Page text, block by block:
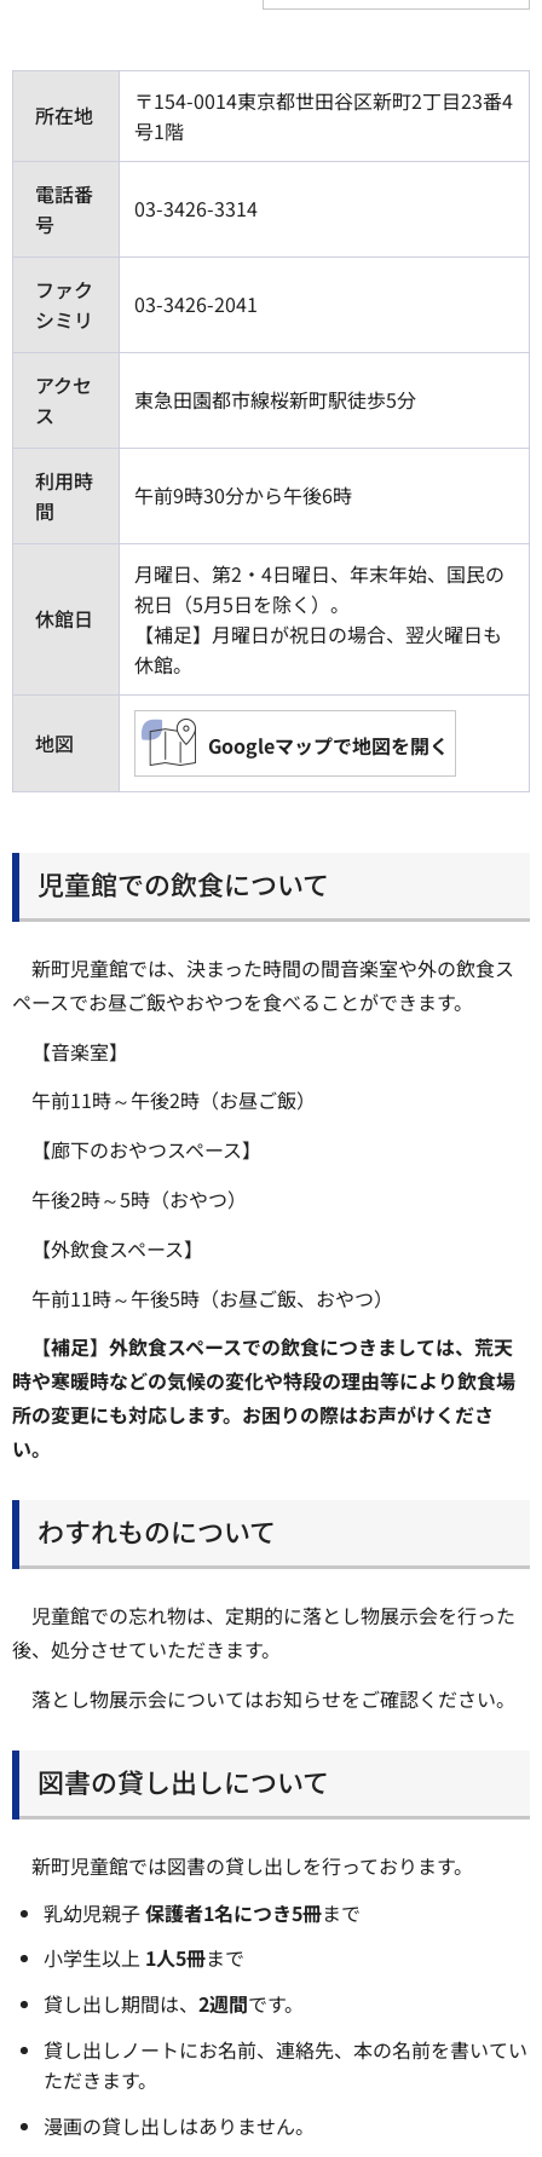
所在地
〒154-0014東京都世田谷区新町2丁目23番4
号1階
電話番
号
03-3426-3314
ファク
シミリ
03-3426-2041
アクセ
ス
東急田園都市線桜新町駅徒歩5分
利用時
間
午前9時30分から午後6時
休館日
月曜日、第2・4日曜日、年末年始、国民の
祝日（5月5日を除く）。
【補足】月曜日が祝日の場合、翌火曜日も
休館。
地図 Googleマップで地図を開く
児童館での飲食について
新町児童館では、決まった時間の間音楽室や外の飲食ス
ペースでお昼ご飯やおやつを食べることができます。
【音楽室】
午前11時～午後2時（お昼ご飯）
【廊下のおやつスペース】
午後2時～5時（おやつ）
【外飲食スペース】
午前11時～午後5時（お昼ご飯、おやつ）
【補足】外飲食スペースでの飲食につきましては、荒天
時や寒暖時などの気候の変化や特段の理由等により飲食場
所の変更にも対応します。お困りの際はお声がけくださ
い。
わすれものについて
児童館での忘れ物は、定期的に落とし物展示会を行った
後、処分させていただきます。
落とし物展示会についてはお知らせをご確認ください。
図書の貸し出しについて
新町児童館では図書の貸し出しを行っております。
乳幼児親子保護者1名につき5冊まで
小学生以上 1人5冊まで
貸し出し期間は、 2週間です。
貸し出しノートにお名前、連絡先、本の名前を書いてい
ただきます。
漫画の貸し出しはありません。